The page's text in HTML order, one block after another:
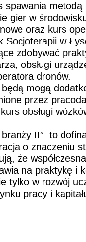
spawania
gier w
oraz kurs
Socjoterapii w
zdobywać
obsługi
dronów.
mogą
przez
obsługi
II” to
o znaczeniu
że
na praktykę i
tylko w rozwój
pracy i